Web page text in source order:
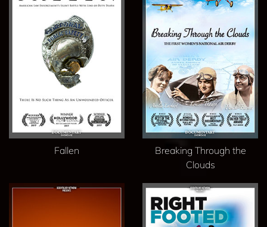
Fallen
Breaking Through the
Clouds